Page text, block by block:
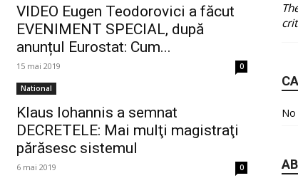
VIDEO Eugen Teodorovici a făcut
EVENIMENT SPECIAL, după
anunțul Eurostat: Cum...
15 mai 2019 0
National
Klaus Iohannis a semnat
DECRETELE: Mai mulţi magistraţi
părăsesc sistemul
6 mai 2019 0
No